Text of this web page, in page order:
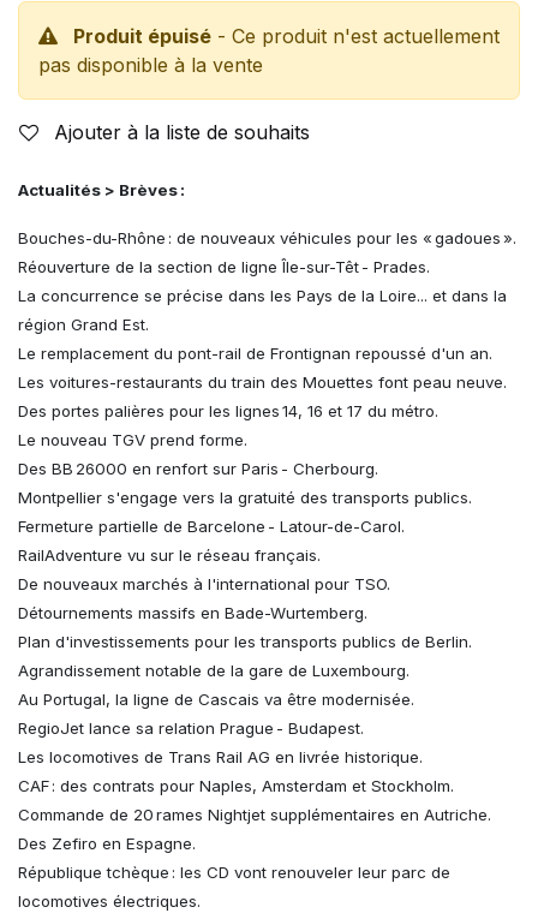
Produit épuisé - Ce produit n'est actuellement
pas disponible à la vente
Ajouter à la liste de souhaits
Actualités > Brèves :
Bouches-du-Rhône : de nouveaux véhicules pour les « gadoues ».
Réouverture de la section de ligne Île-sur-Têt - Prades.
La concurrence se précise dans les Pays de la Loire... et dans la
région Grand Est.
Le remplacement du pont-rail de Frontignan repoussé d'un an.
Les voitures-restaurants du train des Mouettes font peau neuve.
Des portes palières pour les lignes 14, 16 et 17 du métro.
Le nouveau TGV prend forme.
Des BB 26000 en renfort sur Paris - Cherbourg.
Montpellier s'engage vers la gratuité des transports publics.
Fermeture partielle de Barcelone - Latour-de-Carol.
RailAdventure vu sur le réseau français.
De nouveaux marchés à l'international pour TSO.
Détournements massifs en Bade-Wurtemberg.
Plan d'investissements pour les transports publics de Berlin.
Agrandissement notable de la gare de Luxembourg.
Au Portugal, la ligne de Cascais va être modernisée.
RegioJet lance sa relation Prague - Budapest.
Les locomotives de Trans Rail AG en livrée historique.
CAF : des contrats pour Naples, Amsterdam et Stockholm.
Commande de 20 rames Nightjet supplémentaires en Autriche.
Des Zefiro en Espagne.
République tchèque : les CD vont renouveler leur parc de
locomotives électriques.